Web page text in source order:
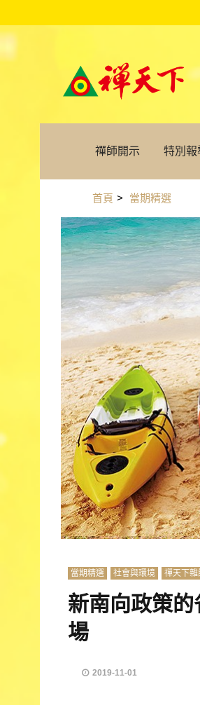
禪師開示 特別報
首頁 > 當期精選
當期精選 社會與環境 禪天下雜
新南向政策
場
2019-11-01